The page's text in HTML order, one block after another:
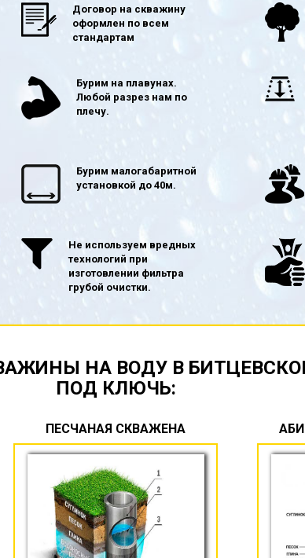
Договор на скважину
оформлен по всем
стандартам
Бурим на плавунах.
Любой разрез нам по
плечу.
Бурим малогабаритной
установкой до 40м.
Не используем вредных
технологий при
изготовлении фильтра
грубой очистки.
НА ВОДУ В
ПОД КЛЮЧЬ:
ПЕСЧАНАЯ СКВАЖЕНА